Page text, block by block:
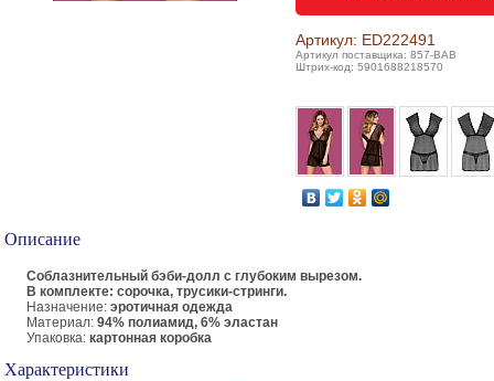
Артикул: ED222491
Артикул поставщика: 857-BAB
Штрих-код: 5901688218570
Описание
Соблазнительный бэби-долл с глубоким вырезом.
В комплекте: сорочка, трусики-стринги.
Назначение: эротичная одежда
Материал: 94% полиамид, 6% эластан
Упаковка: картонная коробка
Характеристики